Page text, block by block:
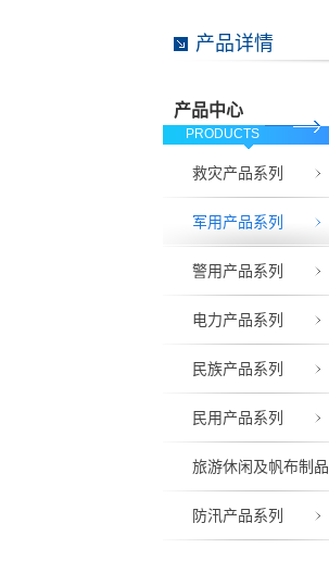
产品中心
PRODUCTS
救灾产品系列
军用产品系列
警用产品系列
电力产品系列
民族产品系列
民用产品系列
旅游休闲及帆布制品
防汛产品系列
产品详情